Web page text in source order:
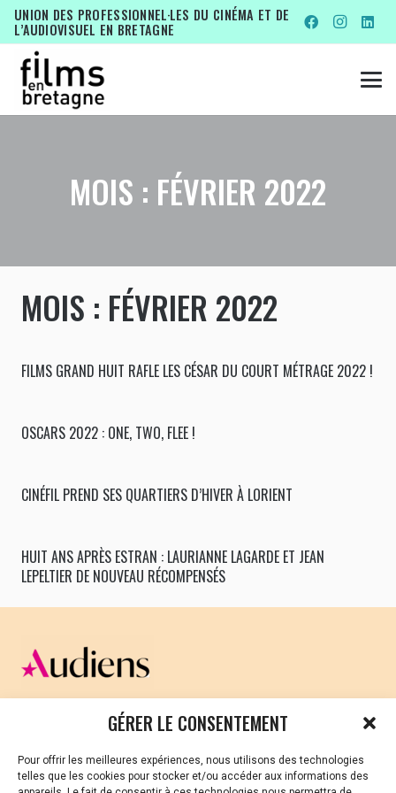
GÉRER LE CONSENTEMENT
Pour offrir les meilleures expériences, nous utilisons des technologies
telles que les cookies pour stocker et/ou accéder aux informations des
UNION DES PROFESSIONNEL·LES DU CINÉMA ET DE
L’AUDIOVISUEL EN BRETAGNE
MOIS : FÉVRIER 2022
MOIS : FÉVRIER 2022
FILMS GRAND HUIT RAFLE LES CÉSAR DU COURT MÉTRAGE 2022 !
OSCARS 2022 : ONE, TWO, FLEE !
CINÉFIL PREND SES QUARTIERS D’HIVER À LORIENT
HUIT ANS APRÈS ESTRAN : LAURIANNE LAGARDE ET JEAN
LEPELTIER DE NOUVEAU RÉCOMPENSÉS
CELLULE D’ÉCOUTE ET DE SOUTIEN PSYCHOLOGIQUE ET
Vous avez été témoin ou vous êtes victime de VSS ? Ou
vous êtes référent·es harcèlement en besoin de soutien